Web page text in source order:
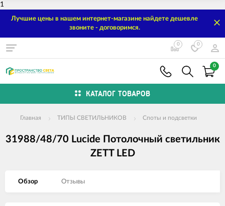
1
Лучшие цены в нашем интернет-магазине найдете дешевле
звоните - договоримся.
0 0
0
КАТАЛОГ ТОВАРОВ
Главная ТИПЫ СВЕТИЛЬНИКОВ Споты и подсветки
31988/48/70 Lucide Потолочный светильник
ZETT LED
Обзор Отзывы